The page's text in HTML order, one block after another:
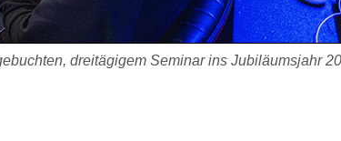
dreitägigem Seminar ins Jubiläumsjahr